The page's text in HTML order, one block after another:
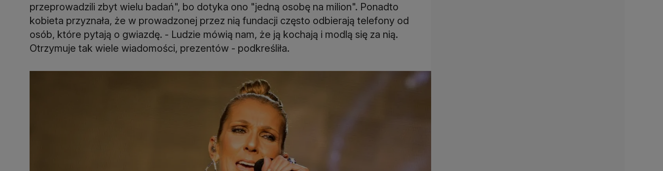
przeprowadzili zbyt wielu badań", bo dotyka ono "jedną osobę na milion". Ponadto
kobieta przyznała, że w prowadzonej przez nią fundacji często odbierają telefony od
osób, które pytają o gwiazdę. - Ludzie mówią nam, że ją kochają i modlą się za nią.
Otrzymuje tak wiele wiadomości, prezentów - podkreśliła.